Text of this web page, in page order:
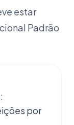
estar
Padrão
por